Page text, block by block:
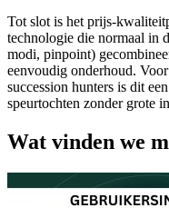
Tot slot is het prijs-
technologie die normaal in
modi, pinpoint)
eenvoudig onderhoud.
succession hunters is dit
speurtochten zonder grote
Wat vinden we